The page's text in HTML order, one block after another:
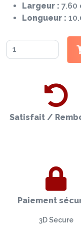
Largeur : 7.60
Longueur :
Satisfait /
Paiement
3D Secure